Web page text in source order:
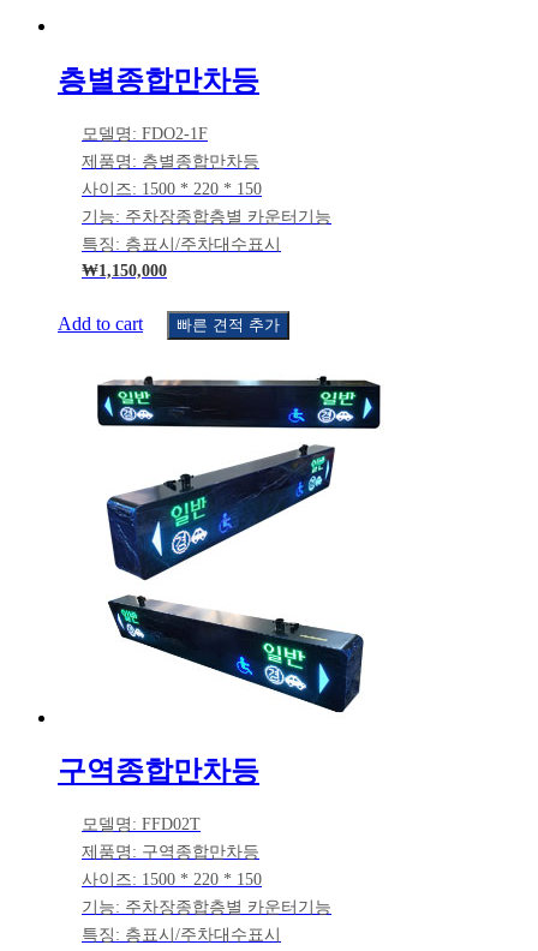
층별종합만차등
모델명: FDO2-1F
제품명: 층별종합만차등
사이즈: 1500 * 220 * 150
기능: 주차장종합층별 카운터기능
특징: 층표시/주차대수표시
₩1,150,000
Add to cart 빠른 견적 추가
구역종합만차등
모델명: FFD02T
제품명: 구역종합만차등
사이즈: 1500 * 220 * 150
기능: 주차장종합층별 카운터기능
특징: 층표시/주차대수표시